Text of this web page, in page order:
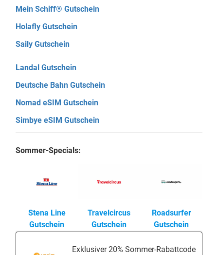
Mein Schiff® Gutschein
Holafly Gutschein
Saily Gutschein
Landal Gutschein
Deutsche Bahn Gutschein
Nomad eSIM Gutschein
Simbye eSIM Gutschein
Sommer-Specials:
Stena Line
Gutschein
Travelcircus
Gutschein
Roadsurfer
Gutschein
Exklusiver 20% Sommer-Rabattcode